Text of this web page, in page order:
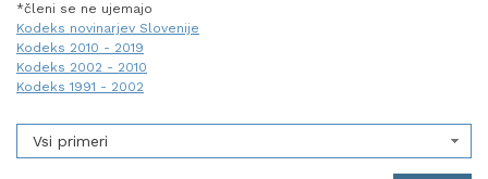
*členi se ne ujemajo
Kodeks novinarjev Slovenije
Kodeks 2010 - 2019
Kodeks 2002 - 2010
Kodeks 1991 - 2002
Vsi primeri